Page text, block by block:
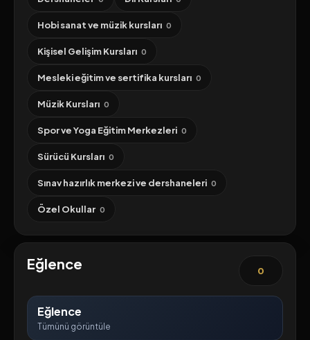
Hobi sanat ve müzik kursları 0
Kişisel Gelişim Kursları 0
Mesleki eğitim ve sertifika kursları 0
Müzik Kursları 0
Spor ve Yoga Eğitim Merkezleri 0
Sürücü Kursları 0
Sınav hazırlık merkezi ve dershaneleri 0
Özel Okullar 0
Eğlence 0
Eğlence
Tümünü görüntüle